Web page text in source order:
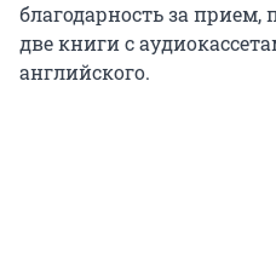
благодарность за прием,
две книги с
английского.